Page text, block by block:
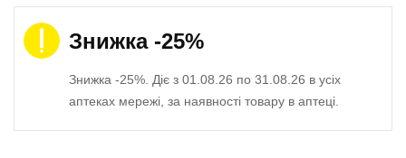
Знижка -25%
Знижка -25%. Діє з 01.08.26 по 31.08.26 в усіх
аптеках мережі, за наявності товару в аптеці.